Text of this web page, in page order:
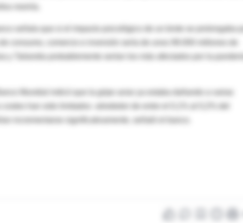
señala que si el impacto psicológico de un brote se prolongaba
y Tailandia probablemente serían los más afectados por la
incrementarse significativamente, señaló el banco.